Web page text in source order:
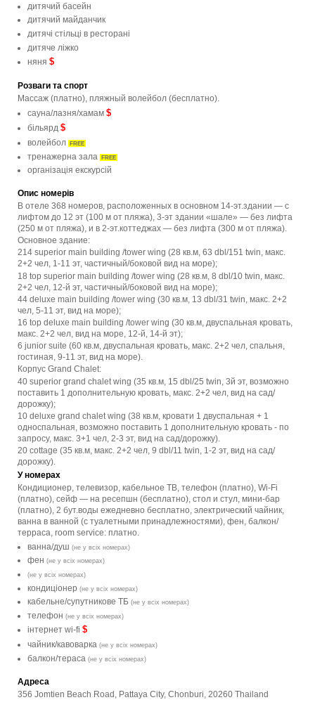
дитячий басейн
дитячий майданчик
дитячі стільці в ресторані
дитяче ліжко
няня $
Розваги та спорт
Массаж (платно), пляжный волейбол (бесплатно).
сауна/лазня/хамам $
більярд $
волейбол FREE
тренажерна зала FREE
організація екскурсій
Опис номерів
В отеле 368 номеров, расположенных в основном 14-эт.здании — с
лифтом до 12 эт (100 м от пляжа), 3-эт здании «шале» — без лифта
(250 м от пляжа), и в 2-эт.коттеджах — без лифта (300 м от пляжа).
Основное здание:
214 superior main building /tower wing (28 кв.м, 63 dbl/151 twin, макс.
2+2 чел, 1-11 эт, частичный/боковой вид на море);
18 top superior main building /tower wing (28 кв.м, 8 dbl/10 twin, макс.
2+2 чел, 12-й эт, частичный/боковой вид на море);
44 deluxe main building /tower wing (30 кв.м, 13 dbl/31 twin, макс. 2+2
чел, 5-11 эт, вид на море);
16 top deluxe main building /tower wing (30 кв.м, двуспальная кровать,
макс. 2+2 чел, вид на море, 12-й, 14-й эт);
6 junior suite (60 кв.м, двуспальная кровать, макс. 2+2 чел, спальня,
гостиная, 9-11 эт, вид на море).
Корпус Grand Chalet:
40 superior grand chalet wing (35 кв.м, 15 dbl/25 twin, 3й эт, возможно
поставить 1 дополнительную кровать, макс. 2+2 чел, вид на сад/
дорожку);
10 deluxe grand chalet wing (38 кв.м, кровати 1 двуспальная + 1
односпальная, возможно поставить 1 дополнительную кровать - по
запросу, макс. 3+1 чел, 2-3 эт, вид на сад/дорожку).
20 cottage (35 кв.м, макс. 2+2 чел, 9 dbl/11 twin, 1-2 эт, вид на сад/
дорожку).
У номерах
Кондиционер, телевизор, кабельное ТВ, телефон (платно), Wi-Fi
(платно), сейф — на ресепшн (бесплатно), стол и стул, мини-бар
(платно), 2 бут.воды ежедневно бесплатно, электрический чайник,
ванна в ванной (с туалетными принадлежностями), фен, балкон/
терраса, room service: платно.
ванна/душ (не у всіх номерах)
фен (не у всіх номерах)
(не у всіх номерах)
кондиціонер (не у всіх номерах)
кабельне/супутникове ТБ (не у всіх номерах)
телефон (не у всіх номерах)
інтернет wi-fi $
чайник/кавоварка (не у всіх номерах)
балкон/тераса (не у всіх номерах)
Адреса
356 Jomtien Beach Road, Pattaya City, Chonburi, 20260 Thailand